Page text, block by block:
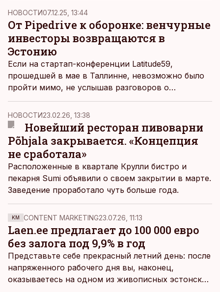
НОВОСТИ07.12.25, 13:44
От Pipedrive к оборонке: венчурные
инвесторы возвращаются в
Эстонию
Если на стартап-конференции Latitude59,
прошедшей в мае в Таллинне, невозможно было
пройти мимо, не услышав разговоров о
технологиях оборонного назначения, то на
ноябрьском Slush в Хельсинки эта тема почти не
звучала – в основной программе она была
представлена лишь в контексте технологий
двойного назначения, и то весьма скромно.
НОВОСТИ23.02.26, 13:38
Новейший ресторан пивоварни
Põhjala закрывается. «Концепция
не сработала»
Расположенные в квартале Крулли бистро и
пекарня Sumi объявили о своем закрытии в марте.
Заведение проработало чуть больше года.
KM CONTENT MARKETING23.07.26, 11:13
Laen.ee предлагает до 100 000 евро
без залога под 9,9% в год
Представьте себе прекрасный летний день: после
напряженного рабочего дня вы, наконец,
оказываетесь на одном из живописных эстонских